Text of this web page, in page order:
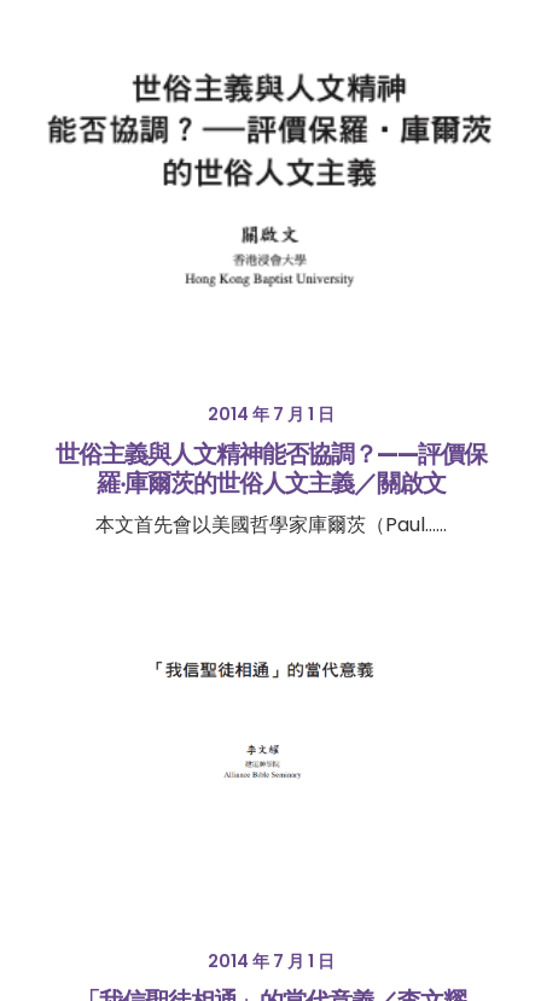
2014 年 7 月 1 日
世俗主義與人文精神能否協調？——評價保
羅‧庫爾茨的世俗人文主義／關啟文
本文首先會以美國哲學家庫爾茨（Paul……
2014 年 7 月 1 日